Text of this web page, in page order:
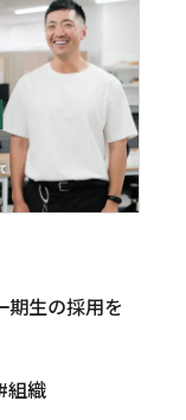
期生の採用を
組織